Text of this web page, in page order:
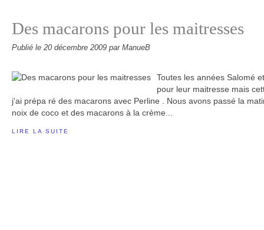
Des macarons pour les maitresses
Publié le 20 décembre 2009 par ManueB
Toutes les années Salomé
pour leur maitresse mais
j'ai prépa ré des macarons avec Perline . Nous avons passé la
noix de coco et des macarons à la crème...
LIRE LA SUITE